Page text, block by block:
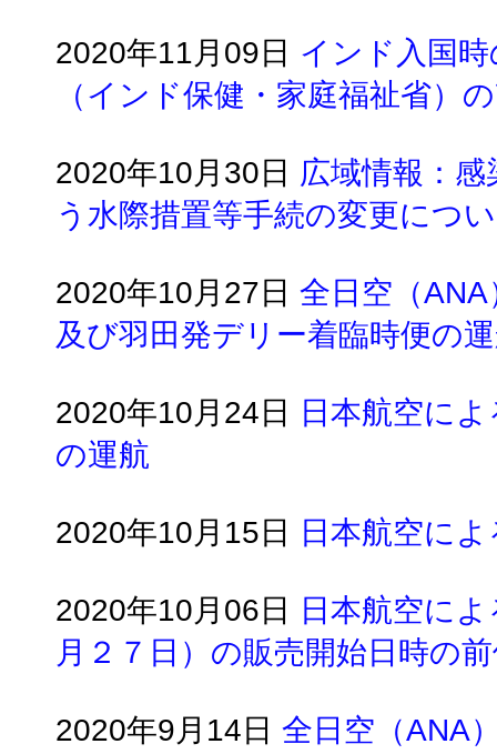
2020年11月09日 インド入国
（インド保健・家庭福祉省）
2020年10月30日 広域情報：
う水際措置等手続の変更につ
2020年10月27日 全日空（
及び羽田発デリー着臨時便の
2020年10月24日
日本航空に
の運航
2020年10月15日 日本航空に
2020年10月06日
日本航空に
月２７日）の販売開始日時の
2020年9月14日 全日空（ANA